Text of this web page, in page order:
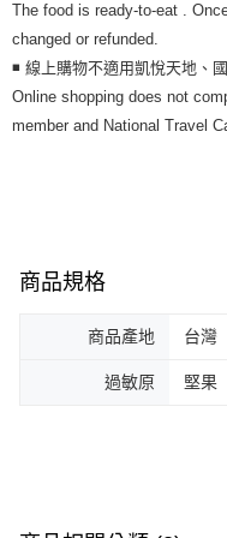
The food is ready-to-eat .
changed or refunded.
◾ 線上購物不適用凱悅天地、
Online shopping does not
member and National Travel
商品規格
商品產地 台灣
過敏原 堅果